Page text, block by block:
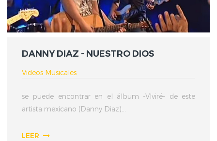
DANNY DIAZ - NUESTRO DIOS
Videos Musicales
se puede encontrar en el álbum -VIviré- de este
artista mexicano (Danny Diaz)...
LEER